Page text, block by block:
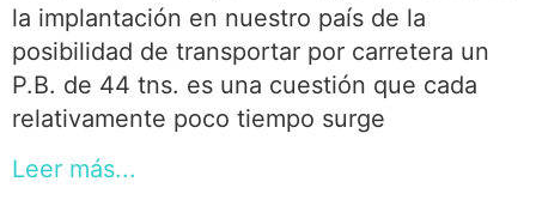
la implantación en nuestro país de la
posibilidad de transportar por carretera un
P.B. de 44 tns. es una cuestión que cada
relativamente poco tiempo surge
Leer más...